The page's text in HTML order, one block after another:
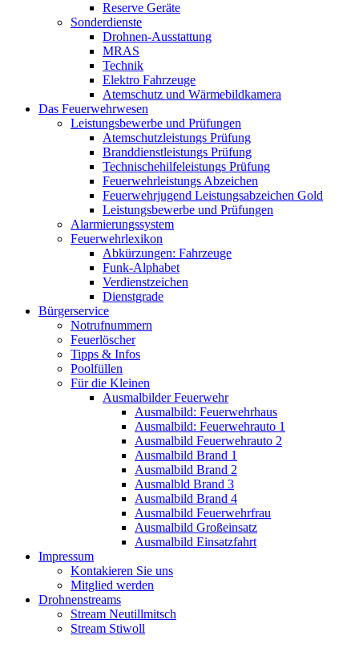
Reserve Geräte
Sonderdienste
Drohnen-Ausstattung
MRAS
Technik
Elektro Fahrzeuge
Atemschutz und Wärmebildkamera
Das Feuerwehrwesen
Leistungsbewerbe und Prüfungen
Atemschutzleistungs Prüfung
Branddienstleistungs Prüfung
Technischehilfeleistungs Prüfung
Feuerwehrleistungs Abzeichen
Feuerwehrjugend Leistungsabzeichen Gold
Leistungsbewerbe und Prüfungen
Alarmierungssystem
Feuerwehrlexikon
Abkürzungen: Fahrzeuge
Funk-Alphabet
Verdienstzeichen
Dienstgrade
Bürgerservice
Notrufnummern
Feuerlöscher
Tipps & Infos
Poolfüllen
Für die Kleinen
Ausmalbilder Feuerwehr
Ausmalbild: Feuerwehrhaus
Ausmalbild: Feuerwehrauto 1
Ausmalbild Feuerwehrauto 2
Ausmalbild Brand 1
Ausmalbild Brand 2
Ausmalbld Brand 3
Ausmalbild Brand 4
Ausmalbild Feuerwehrfrau
Ausmalbild Großeinsatz
Ausmalbild Einsatzfahrt
Impressum
Kontakieren Sie uns
Mitglied werden
Drohnenstreams
Stream Neutillmitsch
Stream Stiwoll